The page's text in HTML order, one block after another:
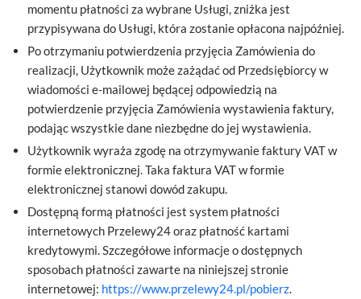
momentu płatności za wybrane Usługi, zniżka jest
przypisywana do Usługi, która zostanie opłacona najpóźniej.
Po otrzymaniu potwierdzenia przyjęcia Zamówienia do
realizacji, Użytkownik może zażądać od Przedsiębiorcy w
wiadomości e-mailowej będącej odpowiedzią na
potwierdzenie przyjęcia Zamówienia wystawienia faktury,
podając wszystkie dane niezbędne do jej wystawienia.
Użytkownik wyraża zgodę na otrzymywanie faktury VAT w
formie elektronicznej. Taka faktura VAT w formie
elektronicznej stanowi dowód zakupu.
Dostępną formą płatności jest system płatności
internetowych Przelewy24 oraz płatność kartami
kredytowymi. Szczegółowe informacje o dostępnych
sposobach płatności zawarte na niniejszej stronie
internetowej: https://www.przelewy24.pl/pobierz.